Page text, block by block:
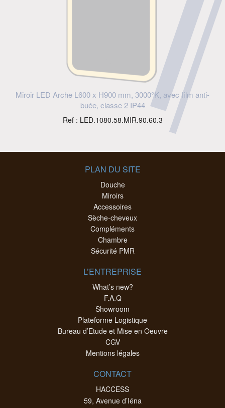
Miroir LED Arche L600 x H900 mm, 3000°K, avec film anti-
buée, classe 2 IP44
Ref : LED.1080.58.MIR.90.60.3
PLAN DU SITE
Douche
Miroirs
Accessoires
Sèche-cheveux
Compléments
Chambre
Sécurité PMR
L’ENTREPRISE
What’s new?
F.A.Q
Showroom
Plateforme Logistique
Bureau d’Etude et Mise en Oeuvre
CGV
Mentions légales
CONTACT
HACCESS
59, Avenue d’Iéna